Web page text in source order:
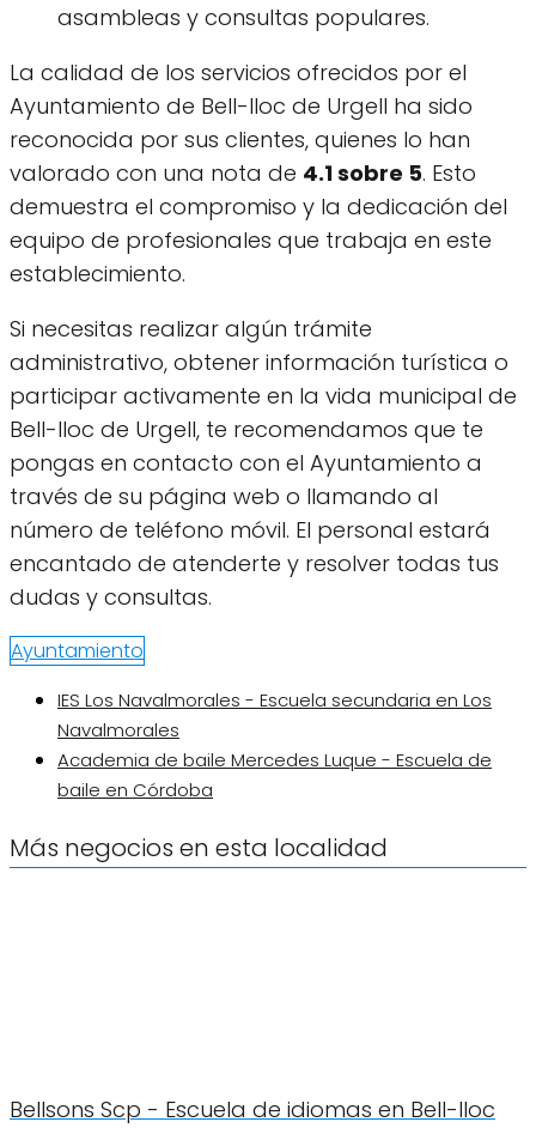
asambleas y consultas populares.
La calidad de los servicios ofrecidos por el
Ayuntamiento de Bell-lloc de Urgell ha sido
reconocida por sus clientes, quienes lo han
valorado con una nota de 4.1 sobre 5. Esto
demuestra el compromiso y la dedicación del
equipo de profesionales que trabaja en este
establecimiento.
Si necesitas realizar algún trámite
administrativo, obtener información turística o
participar activamente en la vida municipal de
Bell-lloc de Urgell, te recomendamos que te
pongas en contacto con el Ayuntamiento a
través de su página web o llamando al
número de teléfono móvil. El personal estará
encantado de atenderte y resolver todas tus
dudas y consultas.
Ayuntamiento
IES Los Navalmorales - Escuela secundaria en Los
Navalmorales
Academia de baile Mercedes Luque - Escuela de
baile en Córdoba
Más negocios en esta localidad
Bellsons Scp - Escuela de idiomas en Bell-lloc